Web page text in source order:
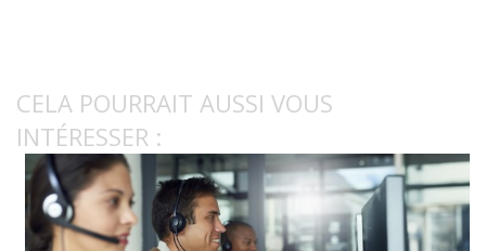
CELA POURRAIT AUSSI VOUS
INTÉRESSER :